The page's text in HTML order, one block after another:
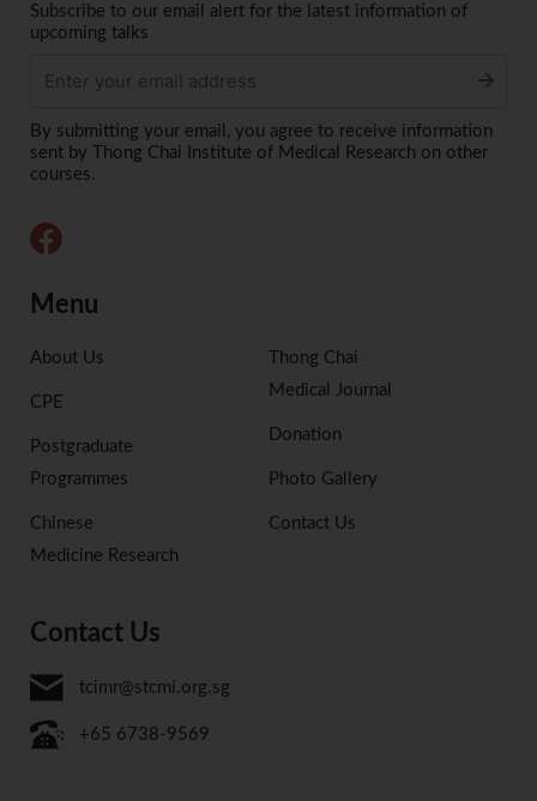
Subscribe to our email alert for the latest information of
upcoming talks
Alternative:
By submitting your email, you agree to receive information
sent by Thong Chai Institute of Medical Research on other
courses.
Menu
About Us
CPE
Postgraduate
Programmes
Chinese
Medicine Research
Thong Chai
Medical Journal
Donation
Photo Gallery
Contact Us
Contact Us
tcimr@stcmi.org.sg
+65 6738-9569